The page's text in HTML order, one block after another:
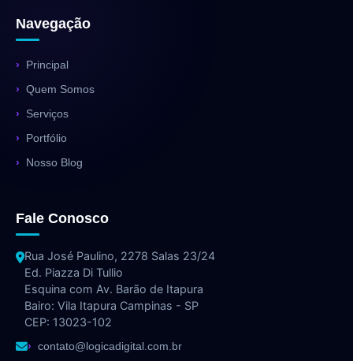
Navegação
Principal
Quem Somos
Serviços
Portfólio
Nosso Blog
Fale Conosco
Rua José Paulino, 2278 Salas 23/24
Ed. Piazza Di Tullio
Esquina com Av. Barão de Itapura
Bairo: Vila Itapura Campinas - SP
CEP: 13023-102
contato@logicadigital.com.br